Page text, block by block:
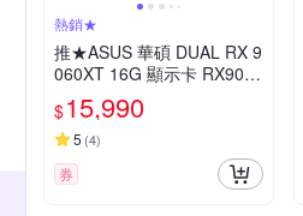
熱銷★
推★ASUS 華碩 DUAL RX 9
060XT 16G 顯示卡 RX9060
XT
$15,990
5 (4)
券